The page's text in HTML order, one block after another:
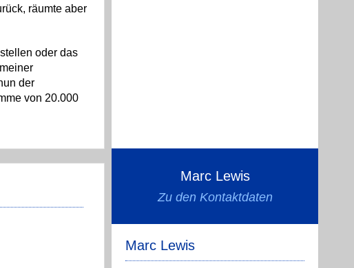
Marc Lewis
Zu den Kontaktdaten
Marc Lewis
räumte aber
oder das
der
von 20.000